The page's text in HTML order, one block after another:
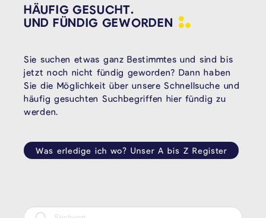
HÄUFIG GESUCHT.
UND FÜNDIG GEWORDEN
Sie suchen etwas ganz Bestimmtes und sind bis
jetzt noch nicht fündig geworden? Dann haben
Sie die Möglichkeit über unsere Schnellsuche und
häufig gesuchten Suchbegriffen hier fündig zu
werden.
Was erledige ich wo? Unser A bis Z Register